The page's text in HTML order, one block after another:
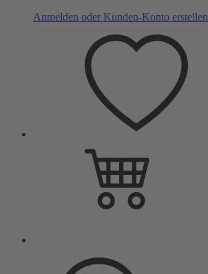
Anmelden oder Kunden-Konto erstellen